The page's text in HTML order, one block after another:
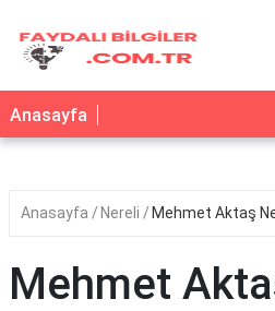
Anasayfa
Anasayfa Nereli Mehmet Aktaş
Mehmet